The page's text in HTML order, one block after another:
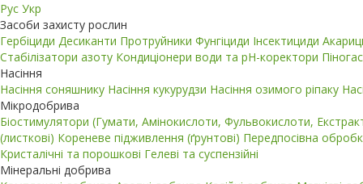
Рус Укр
Засоби захисту рослин
Гербіциди Десиканти Протруйники Фунгіциди Інсектициди
Стабілізатори азоту Кондиціонери води та pH-коректори
Насіння
Насіння соняшнику Насіння кукурудзи Насіння озимого ріпаку
Мікродобрива
Біостимулятори (Гумати, Амінокислоти, Фульвокислоти,
(листкові) Кореневе підживлення (ґрунтові) Передпосівна
Кристалічні та порошкові Гелеві та суспензійні
Мінеральні добрива